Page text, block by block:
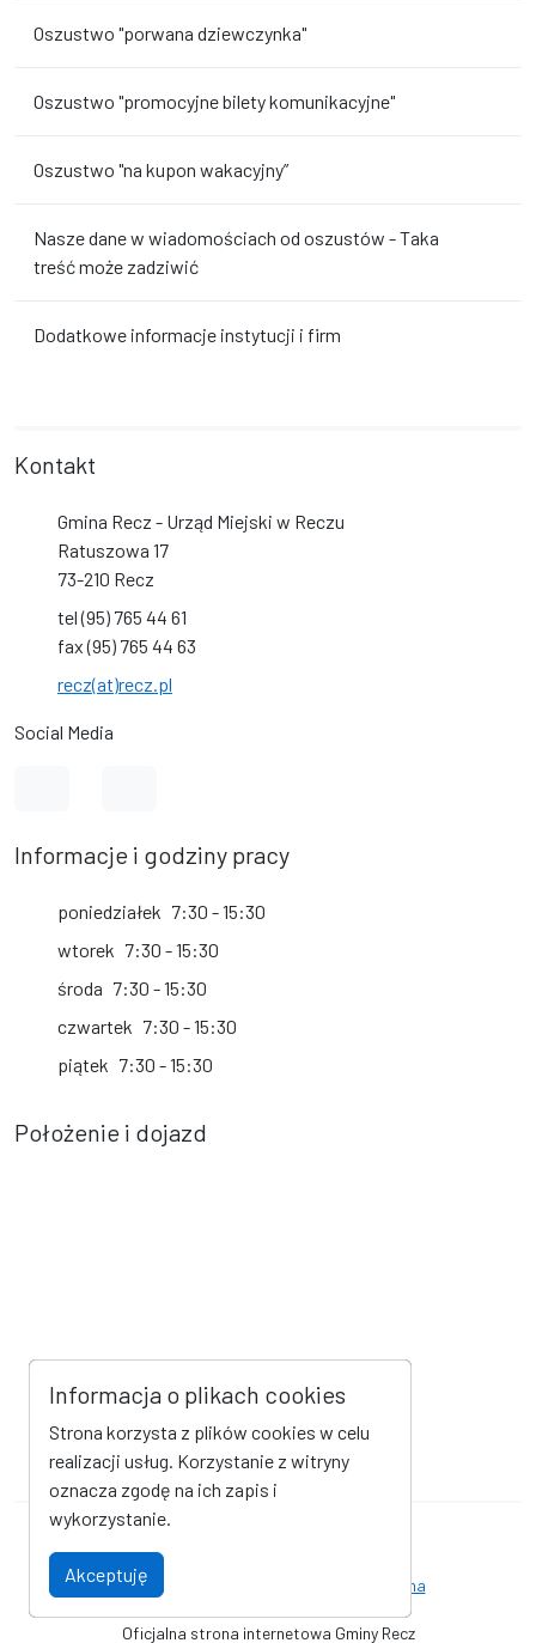
Oszustwo "porwana dziewczynka"
Oszustwo "promocyjne bilety komunikacyjne"
Oszustwo "na kupon wakacyjny”
Nasze dane w wiadomościach od oszustów - Taka
treść może zadziwić
Dodatkowe informacje instytucji i firm
Kontakt
Gmina Recz - Urząd Miejski w Reczu
Ratuszowa 17
73-210 Recz
tel (95) 765 44 61
fax (95) 765 44 63
recz(at)recz.pl
Social Media
Informacje i godziny pracy
poniedziałek 7:30 - 15:30
wtorek 7:30 - 15:30
środa 7:30 - 15:30
czwartek 7:30 - 15:30
piątek 7:30 - 15:30
Położenie i dojazd
Oficjalna strona internetowa Gminy Recz
Deklaracja dostępności Strona archiwalna
Informacja o plikach cookies
Strona korzysta z plików cookies w celu
realizacji usług. Korzystanie z witryny
oznacza zgodę na ich zapis i
wykorzystanie.
Akceptuję